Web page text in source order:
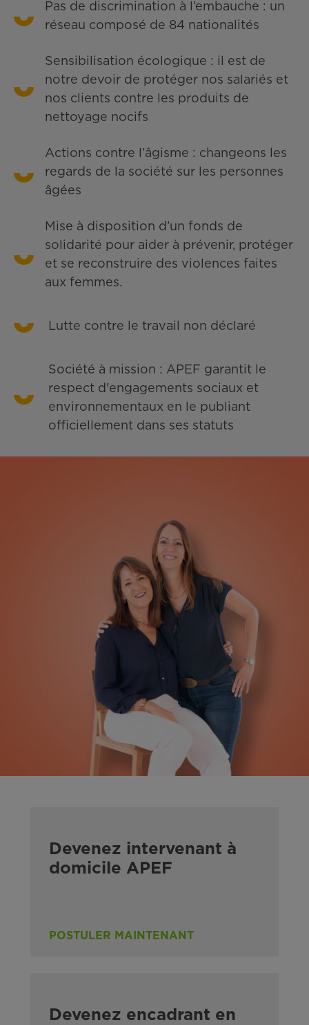
Pas de discrimination à l’embauche : un
réseau composé de 84 nationalités
Sensibilisation écologique : il est de
notre devoir de protéger nos salariés et
nos clients contre les produits de
nettoyage nocifs
Actions contre l’âgisme : changeons les
regards de la société sur les personnes
âgées
Mise à disposition d’un fonds de
solidarité pour aider à prévenir, protéger
et se reconstruire des violences faites
aux femmes.
Lutte contre le travail non déclaré
Société à mission : APEF garantit le
respect d'engagements sociaux et
environnementaux en le publiant
officiellement dans ses statuts
Devenez intervenant à
domicile APEF
POSTULER MAINTENANT
Devenez encadrant en